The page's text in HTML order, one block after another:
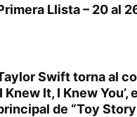
Llista – 20 al
Swift torna al
Knew It, I Knew You’,
de “Toy Story